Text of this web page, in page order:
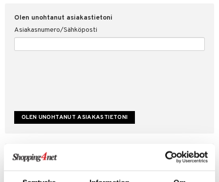
Olen unohtanut asiakastietoni
Asiakasnumero/Sähköposti
Luo uusi asiakas